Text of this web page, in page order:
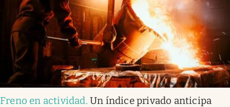
Freno en actividad.Un índice privado anticipa